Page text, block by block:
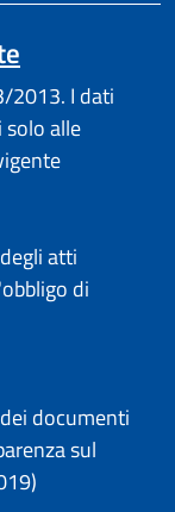
2013. I dati
alle
atti
di
documenti
sul